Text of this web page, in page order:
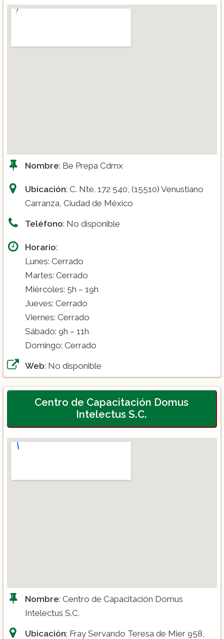
Nombre: Be Prepa Cdmx
Ubicación: C. Nte. 172 540, (15510) Venustiano
Carranza, Ciudad de México
Teléfono: No disponible
Horario:
Lunes: Cerrado
Martes: Cerrado
Miércoles: 5h – 19h
Jueves: Cerrado
Viernes: Cerrado
Sábado: 9h – 11h
Domingo: Cerrado
Web: No disponible
Centro de Capacitación Domus
Intelectus S.C.
Nombre: Centro de Capacitación Domus
Intelectus S.C.
Ubicación: Fray Servando Teresa de Mier 958,